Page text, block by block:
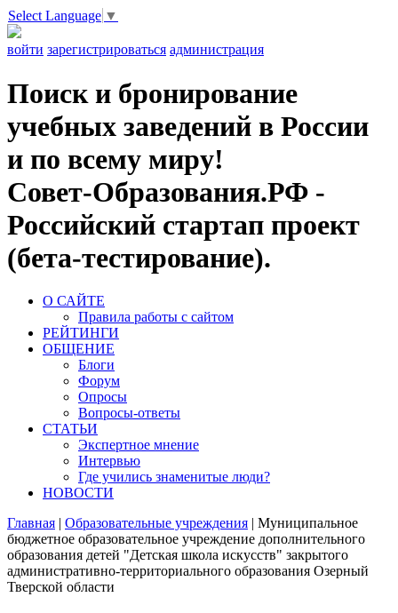
Select Language ▼
войти зарегистрироваться администрация
Поиск и бронирование
учебных заведений в России
и по всему миру!
Совет-Образования.РФ -
Российский стартап проект
(бета-тестирование).
О САЙТЕ
Правила работы с сайтом
РЕЙТИНГИ
ОБЩЕНИЕ
Блоги
Форум
Опросы
Вопросы-ответы
СТАТЬИ
Экспертное мнение
Интервью
Где учились знаменитые люди?
НОВОСТИ
Главная | Образовательные учреждения | Муниципальное
бюджетное образовательное учреждение дополнительного
образования детей "Детская школа искусств" закрытого
административно-территориального образования Озерный
Тверской области